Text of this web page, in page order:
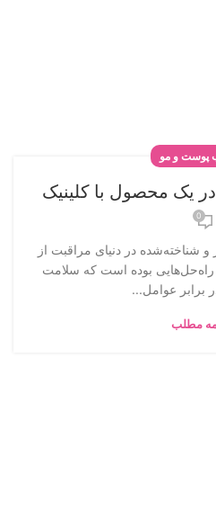
پوست و مو
یک محصول با کلینیک
0
و شناخته‌شده در دنیای مراقبت از
بوده است که سلامت
برابر عوامل...
مطلب